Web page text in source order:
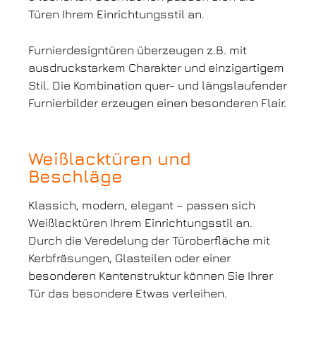
Türen Ihrem Einrichtungsstil an.
Furnierdesigntüren überzeugen z.B. mit
ausdruckstarkem Charakter und einzigartigem
Stil. Die Kombination quer- und längslaufender
Furnierbilder erzeugen einen besonderen Flair.
Weißlacktüren und
Beschläge
Klassich, modern, elegant – passen sich
Weißlacktüren Ihrem Einrichtungsstil an.
Durch die Veredelung der Türoberfläche mit
Kerbfräsungen, Glasteilen oder einer
besonderen Kantenstruktur können Sie Ihrer
Tür das besondere Etwas verleihen.